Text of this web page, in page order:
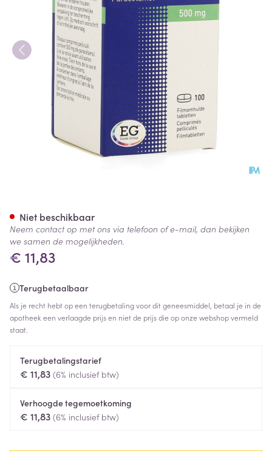
€ 11,83
Terugbetaalbaar
Als je recht hebt op een terugbetaling voor dit geneesmiddel, betaal je in de
apotheek een verlaagde prijs en niet de prijs die op onze webshop vermeld
staat.
Terugbetalingstarief
€ 11,83 (6% inclusief btw)
Verhoogde tegemoetkoming
€ 11,83 (6% inclusief btw)
Niet beschikbaar
Neem contact op met ons via telefoon of e-mail, dan bekijken
we samen de mogelijkheden.